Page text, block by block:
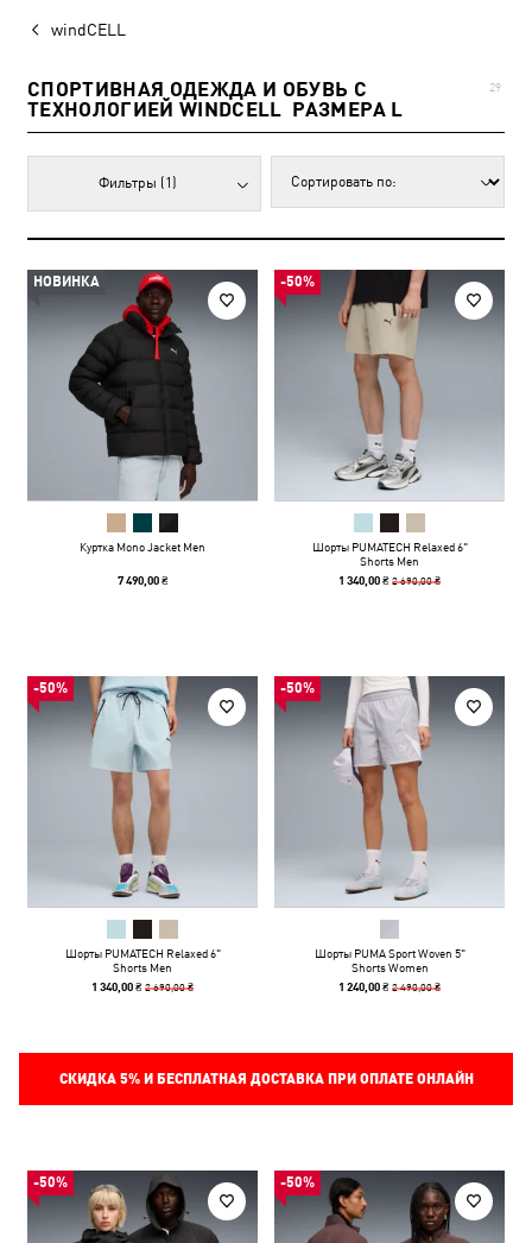
windCELL
СПОРТИВНАЯ ОДЕЖДА И ОБУВЬ С
ТЕХНОЛОГИЕЙ WINDCELL РАЗМЕРА L
29
Фильтры (1)
НОВИНКА
Куртка Mono Jacket Men
7 490,00 ₴
-50%
Шорты PUMATECH Relaxed 6"
Shorts Men
1 340,00 ₴2 690,00 ₴
-50%
Шорты PUMATECH Relaxed 6"
Shorts Men
1 340,00 ₴2 690,00 ₴
-50%
Шорты PUMA Sport Woven 5"
Shorts Women
1 240,00 ₴2 490,00 ₴
СКИДКА 5%И БЕСПЛАТНАЯ ДОСТАВКА ПРИ ОПЛАТЕ ОНЛАЙН
-50% -50%